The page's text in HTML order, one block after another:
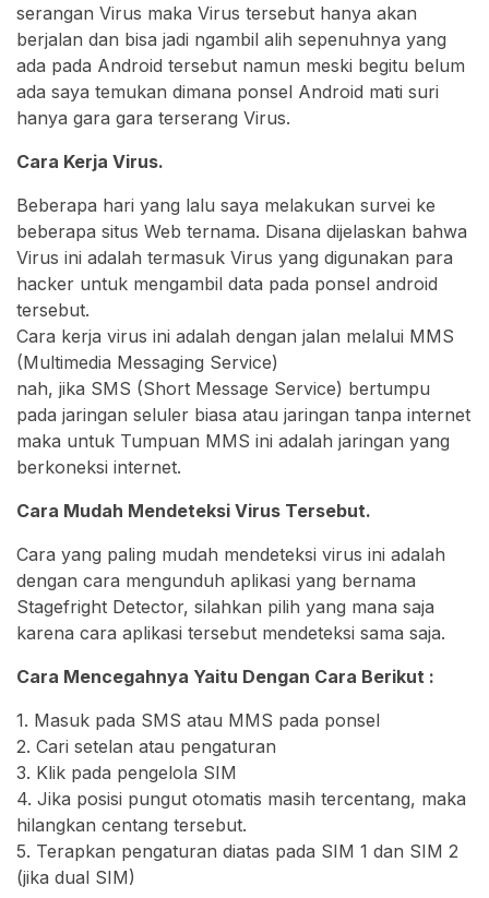
serangan Virus maka Virus tersebut hanya akan
berjalan dan bisa jadi ngambil alih sepenuhnya yang
ada pada Android tersebut namun meski begitu belum
ada saya temukan dimana ponsel Android mati suri
hanya gara gara terserang Virus.
Cara Kerja Virus.
Beberapa hari yang lalu saya melakukan survei ke
beberapa situs Web ternama. Disana dijelaskan bahwa
Virus ini adalah termasuk Virus yang digunakan para
hacker untuk mengambil data pada ponsel android
tersebut.
Cara kerja virus ini adalah dengan jalan melalui MMS
(Multimedia Messaging Service)
nah, jika SMS (Short Message Service) bertumpu
pada jaringan seluler biasa atau jaringan tanpa internet
maka untuk Tumpuan MMS ini adalah jaringan yang
berkoneksi internet.
Cara Mudah Mendeteksi Virus Tersebut.
Cara yang paling mudah mendeteksi virus ini adalah
dengan cara mengunduh aplikasi yang bernama
Stagefright Detector, silahkan pilih yang mana saja
karena cara aplikasi tersebut mendeteksi sama saja.
Cara Mencegahnya Yaitu Dengan Cara Berikut :
1. Masuk pada SMS atau MMS pada ponsel
2. Cari setelan atau pengaturan
3. Klik pada pengelola SIM
4. Jika posisi pungut otomatis masih tercentang, maka
hilangkan centang tersebut.
5. Terapkan pengaturan diatas pada SIM 1 dan SIM 2
(jika dual SIM)